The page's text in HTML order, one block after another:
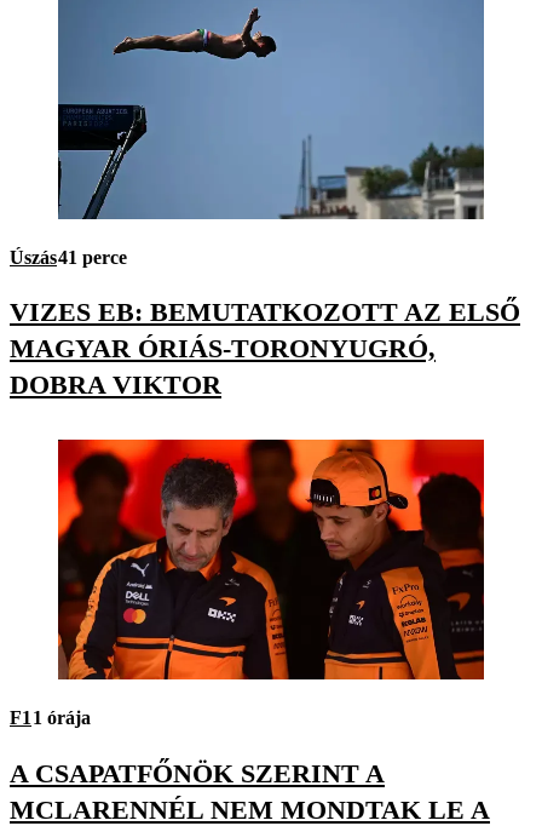
Úszás41 perce
VIZES EB: BEMUTATKOZOTT AZ ELSŐ
MAGYAR ÓRIÁS-TORONYUGRÓ,
DOBRA VIKTOR
F11 órája
A CSAPATFŐNÖK SZERINT A
MCLARENNÉL NEM MONDTAK LE A